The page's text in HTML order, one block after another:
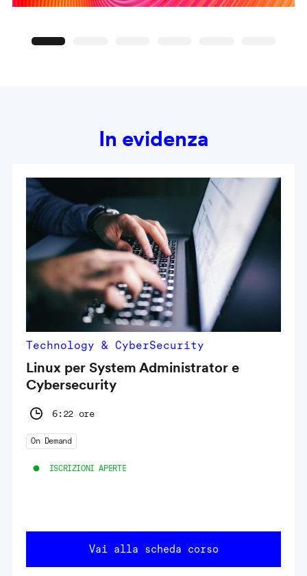
In evidenza
Technology & CyberSecurity
Linux per System Administrator e
Cybersecurity
6:22 ore
On Demand
ISCRIZIONI APERTE
Vai alla scheda corso